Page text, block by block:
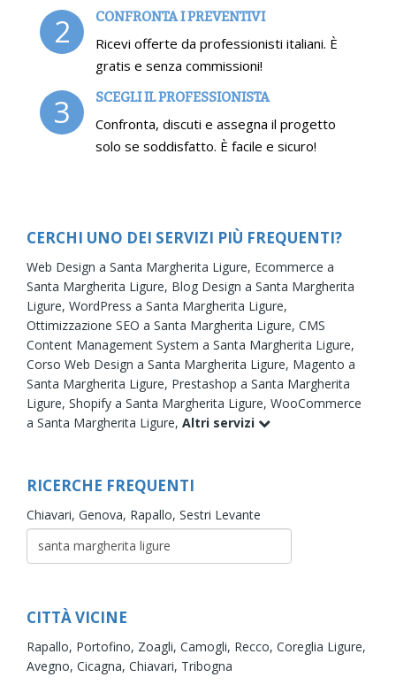
2 CONFRONTA I PREVENTIVI
Ricevi offerte da professionisti italiani. È
gratis e senza commissioni!
3 SCEGLI IL PROFESSIONISTA
Confronta, discuti e assegna il progetto
solo se soddisfatto. È facile e sicuro!
CERCHI UNO DEI SERVIZI PIÙ FREQUENTI?
Web Design a Santa Margherita Ligure, Ecommerce a
Santa Margherita Ligure, Blog Design a Santa Margherita
Ligure, WordPress a Santa Margherita Ligure,
Ottimizzazione SEO a Santa Margherita Ligure, CMS
Content Management System a Santa Margherita Ligure,
Corso Web Design a Santa Margherita Ligure, Magento a
Santa Margherita Ligure, Prestashop a Santa Margherita
Ligure, Shopify a Santa Margherita Ligure, WooCommerce
a Santa Margherita Ligure, Altri servizi
RICERCHE FREQUENTI
Chiavari, Genova, Rapallo, Sestri Levante
CITTÀ VICINE
Rapallo, Portofino, Zoagli, Camogli, Recco, Coreglia Ligure,
Avegno, Cicagna, Chiavari, Tribogna